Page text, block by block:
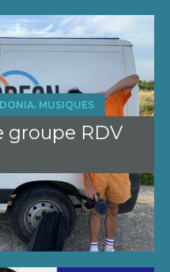
, MUSIQUES
groupe RDV